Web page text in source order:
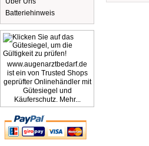
Batteriehinweis
www.augenarztbedarf.de
ist ein von Trusted Shops
geprüfter Onlinehändler mit
Gütesiegel und
Käuferschutz. Mehr...